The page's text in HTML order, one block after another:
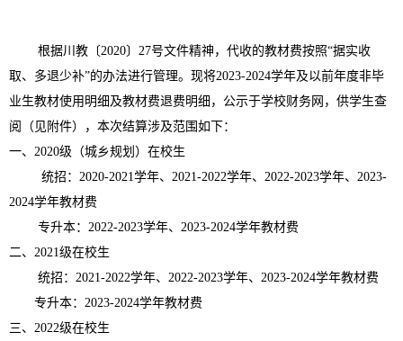
根据川教〔2020〕27号文件精神，代收的教材费按照“据实收
取、多退少补”的办法进行管理。现将2023-2024学年及以前年度非毕
业生教材使用明细及教材费退费明细，公示于学校财务网，供学生查
阅（见附件），本次结算涉及范围如下：
一、2020级（城乡规划）在校生
统招：2020-2021学年、2021-2022学年、2022-2023学年、2023-
2024学年教材费
专升本：2022-2023学年、2023-2024学年教材费
二、2021级在校生
统招：2021-2022学年、2022-2023学年、2023-2024学年教材费
专升本：2023-2024学年教材费
三、2022级在校生